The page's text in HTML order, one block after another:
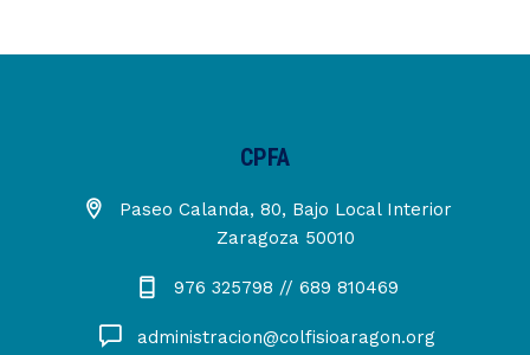
CPFA
Paseo Calanda, 80, Bajo Local Interior
Zaragoza 50010
976 325798 // 689 810469
administracion@colfisioaragon.org